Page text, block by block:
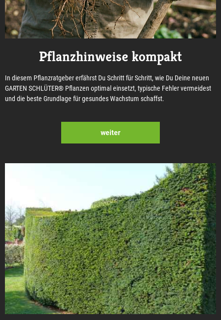
Pflanzhinweise kompakt
In diesem Pflanzratgeber erfährst Du Schritt für Schritt, wie Du Deine neuen
GARTEN SCHLÜTER® Pflanzen optimal einsetzt, typische Fehler vermeidest
und die beste Grundlage für gesundes Wachstum schaffst.
weiter